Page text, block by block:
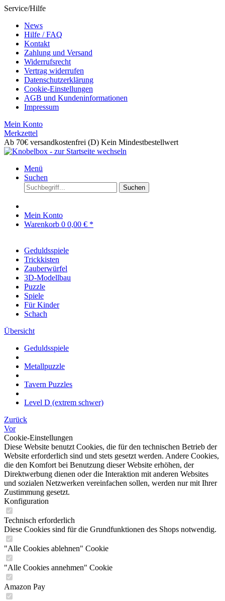
Service/Hilfe
News
Hilfe / FAQ
Kontakt
Zahlung und Versand
Widerrufsrecht
Vertrag widerrufen
Datenschutzerklärung
Cookie-Einstellungen
AGB und Kundeninformationen
Impressum
Mein Konto
Merkzettel
Ab 70€ versandkostenfrei (D) Kein Mindestbestellwert
Menü
Suchen
Suchen
Mein Konto
Warenkorb 0 0,00 € *
Geduldsspiele
Trickkisten
Zauberwürfel
3D-Modellbau
Puzzle
Spiele
Für Kinder
Schach
Übersicht
Geduldsspiele
Metallpuzzle
Tavern Puzzles
Level D (extrem schwer)
Zurück
Vor
Cookie-Einstellungen
Diese Website benutzt Cookies, die für den technischen Betrieb der
Website erforderlich sind und stets gesetzt werden. Andere Cookies,
die den Komfort bei Benutzung dieser Website erhöhen, der
Direktwerbung dienen oder die Interaktion mit anderen Websites
und sozialen Netzwerken vereinfachen sollen, werden nur mit Ihrer
Zustimmung gesetzt.
Konfiguration
Technisch erforderlich
Diese Cookies sind für die Grundfunktionen des Shops notwendig.
"Alle Cookies ablehnen" Cookie
"Alle Cookies annehmen" Cookie
Amazon Pay